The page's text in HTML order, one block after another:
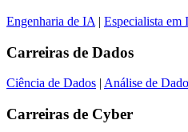
Engenharia de IA | Especialista em
Carreiras de Dados
Ciência de Dados | Análise de
Carreiras de Cyber